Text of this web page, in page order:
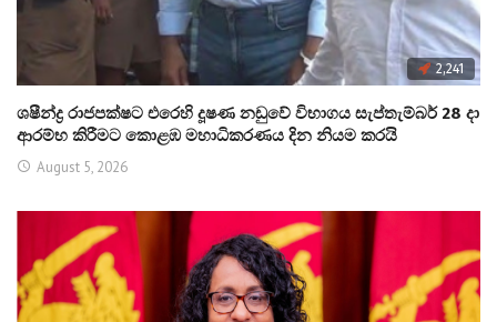
2,241
ශෂීන්ද්‍ර රාජපක්ෂට එරෙහි දූෂණ නඩුවේ විභාගය සැප්තැම්බර් 28 දා
ආරම්භ කිරීමට කොළඹ මහාධිකරණය දින නියම කරයි
August 5, 2026